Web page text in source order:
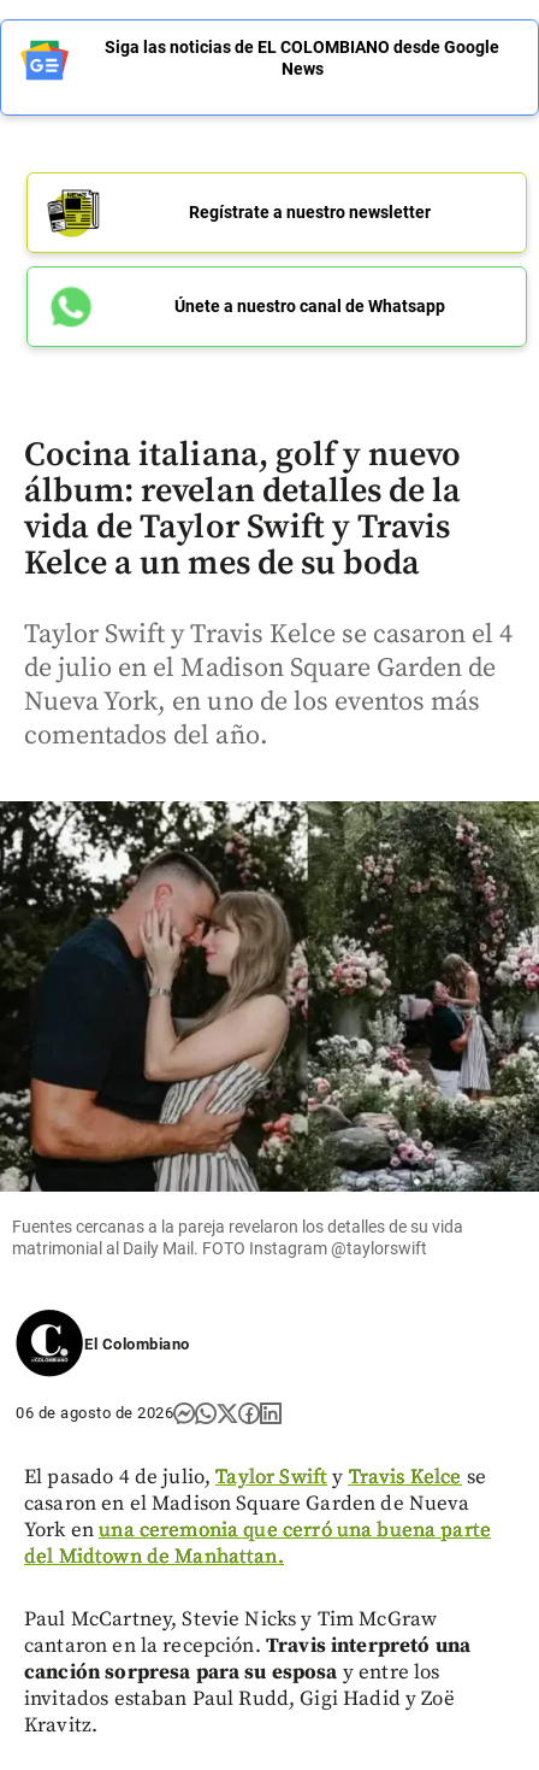
Siga las noticias de EL COLOMBIANO desde Google
News
Regístrate a nuestro newsletter
Únete a nuestro canal de Whatsapp
Cocina italiana, golf y nuevo
álbum: revelan detalles de la
vida de Taylor Swift y Travis
Kelce a un mes de su boda
Taylor Swift y Travis Kelce se casaron el 4
de julio en el Madison Square Garden de
Nueva York, en uno de los eventos más
comentados del año.
Fuentes cercanas a la pareja revelaron los detalles de su vida
matrimonial al Daily Mail. FOTO Instagram @taylorswift
El Colombiano
06 de agosto de 2026
El pasado 4 de julio,Taylor SwiftyTravis Kelcese
casaron en el Madison Square Garden de Nueva
York enuna ceremonia que cerró una buena parte
del Midtown de Manhattan.
Paul McCartney, Stevie Nicks y Tim McGraw
cantaron en la recepción. Travis interpretó una
canción sorpresa para su esposa y entre los
invitados estaban Paul Rudd, Gigi Hadid y Zoë
Kravitz.